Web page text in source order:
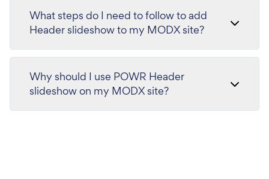
What steps do I need to follow to add
Header slideshow to my MODX site?
Why should I use POWR Header
slideshow on my MODX site?